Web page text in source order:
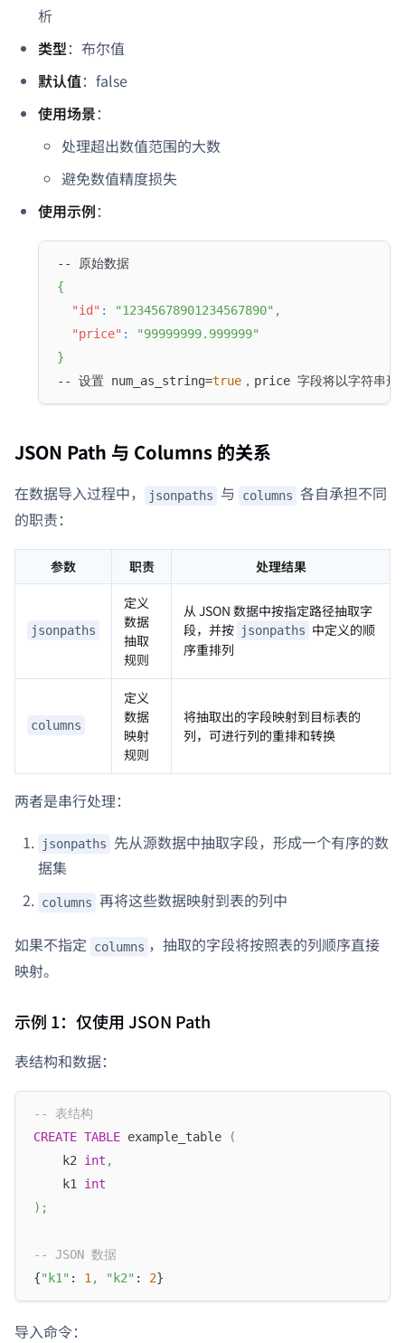
析
类型：布尔值
默认值：false
使用场景：
处理超出数值范围的大数
避免数值精度损失
使用示例：
-- 原始数据
{
"id" : "12345678901234567890" ,
"price" :
"99999999.999999"
}
-- 设置 num_as_string=true ，price 字段将以字符串形
JSON Path 与 Columns 的关系
在数据导入过程中， jsonpaths 与 columns 各自承担不同
的职责：
参数 职责 处理结果
jsonpaths
定义
数据
抽取
规则
从 JSON 数据中按指定路径抽取字
段，并按 jsonpaths 中定义的顺
序重排列
columns
定义
数据
映射
规则
将抽取出的字段映射到目标表的
列，可进行列的重排和转换
两者是串行处理：
jsonpaths
先从源数据中抽取字段，形成一个有序的数
据集
columns 再将这些数据映射到表的列中
如果不指定 columns ，抽取的字段将按照表的列顺序直接
映射。
示例 1：仅使用 JSON Path
表结构和数据：
-- 表结构
CREATE TABLE example_table
(
    k2
int ,
    k1
int
) ;
-- JSON 数据
{"k1" : 1 , "k2" : 2}
导入命令：